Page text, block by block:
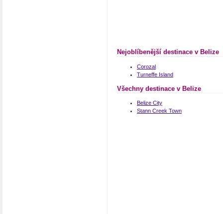
Nejoblíbenější destinace v Belize
Corozal
Turneffe Island
Všechny destinace v Belize
Belize City
Stann Creek Town